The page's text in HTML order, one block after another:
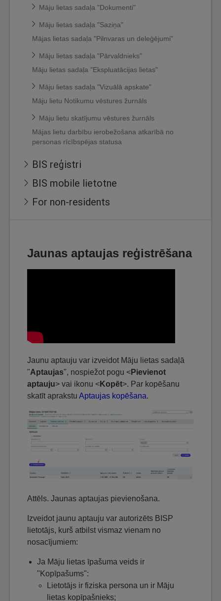
Māju lietas sadaļa "Dokumenti"
Māju lietas sadaļa "Saziņa"
Mājas lietas sadaļa "Pilnvaras un deleģējumi"
Māju lietas sadaļa "Pārvaldnieks"
Māju lietas sadaļa "Ekspluatācijas lietas"
Māju lietas sadaļa "Vizuālā apskate"
Māju lietu Notikumu vēstures žurnāls
Māju lietu skatījumu vēstures žurnāls
Mājas lietu darbību ierobežošana atkarībā no
personas rīcībspējas statusa
BIS reģistri
BIS mobile lietotne
For non-residents
Jaunas aptaujas reģistrēšana
Jaunu aptauju var izveidot Māju lietas sadaļā
"Aptaujas", nospiežot pogu <Pievienot
aptauju> vai ikonu <Kopēt>. Par kopēšanu
skatīt aprakstu Aptaujas kopēšana.
Attēls. Jaunas aptaujas pievienošana.
Izveidot jaunu aptauju var autorizēts BISP
lietotājs, kurš atbilst vismaz vienam no
nosacījumiem:
Ja Māju lietas īpašuma veids ir
"Kopīpašums":
Lietotājs ir fiziska persona un ir Māju
lietas kopīpašnieks;